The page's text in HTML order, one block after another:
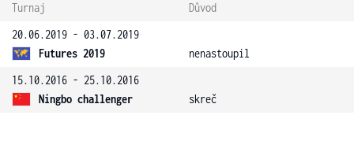
Turnaj
Důvod
20.06.2019 - 03.07.2019
Futures 2019
nenastoupil
15.10.2016 - 25.10.2016
Ningbo challenger
skreč